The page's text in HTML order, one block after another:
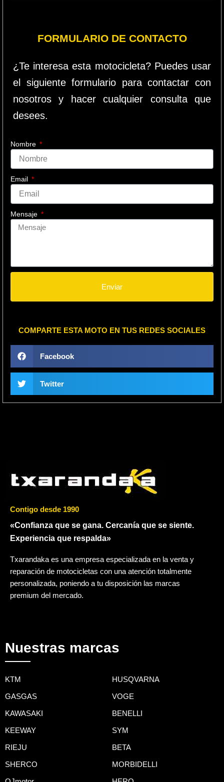
FORMULARIO DE CONTACTO
¿Te interesa esta motocicleta? Puedes usar
el siguiente formulario para contactar con
nosotros y hacer cualquier consulta que
desees.
Nombre
Email
Mensaje
Enviar
COMPARTE ESTA MOTO EN TUS REDES SOCIALES
Facebook
Twitter
Contigo desde 1990
«Confianza que se gana. Cercanía que se siente.
Experiencia que respalda»
Txarandaka es una empresa especializada en la venta y
reparación de motocicletas con una atención totalmente
personalizada, poniendo a tu disposición las marcas
premium del mercado.
Nuestras marcas
KTM HUSQVARNA
GASGAS VOGE
KAWASAKI BENELLI
KEEWAY SYM
RIEJU BETA
SHERCO MORBIDELLI